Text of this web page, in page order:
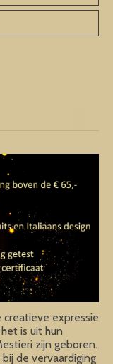
expressie
is uit hun
zijn geboren.
de vervaardiging